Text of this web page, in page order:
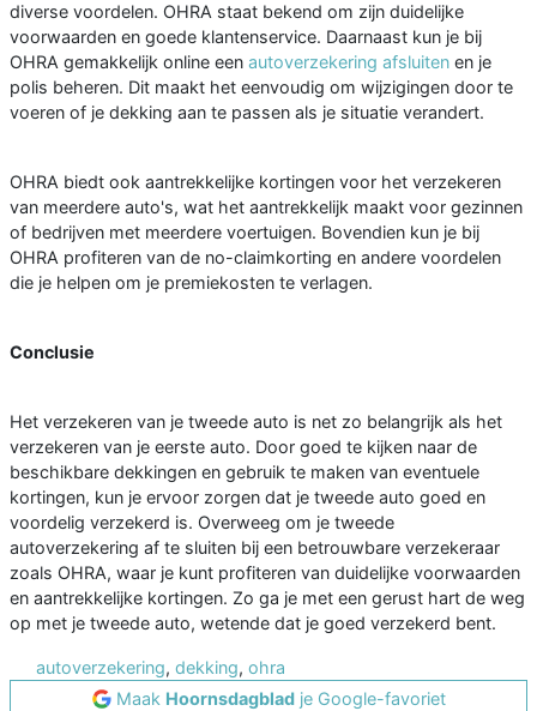
diverse voordelen. OHRA staat bekend om zijn duidelijke
voorwaarden en goede klantenservice. Daarnaast kun je bij
OHRA gemakkelijk online een autoverzekering afsluiten en je
polis beheren. Dit maakt het eenvoudig om wijzigingen door te
voeren of je dekking aan te passen als je situatie verandert.
OHRA biedt ook aantrekkelijke kortingen voor het verzekeren
van meerdere auto's, wat het aantrekkelijk maakt voor gezinnen
of bedrijven met meerdere voertuigen. Bovendien kun je bij
OHRA profiteren van de no-claimkorting en andere voordelen
die je helpen om je premiekosten te verlagen.
Conclusie
Het verzekeren van je tweede auto is net zo belangrijk als het
verzekeren van je eerste auto. Door goed te kijken naar de
beschikbare dekkingen en gebruik te maken van eventuele
kortingen, kun je ervoor zorgen dat je tweede auto goed en
voordelig verzekerd is. Overweeg om je tweede
autoverzekering af te sluiten bij een betrouwbare verzekeraar
zoals OHRA, waar je kunt profiteren van duidelijke voorwaarden
en aantrekkelijke kortingen. Zo ga je met een gerust hart de weg
op met je tweede auto, wetende dat je goed verzekerd bent.
autoverzekering, dekking, ohra
Maak Hoornsdagbladje Google-favoriet